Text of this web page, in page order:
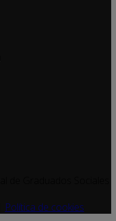
Política de cookies